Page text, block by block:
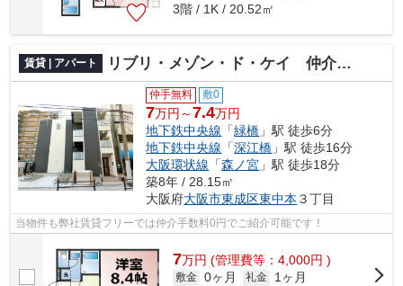
3階 / 1K / 20.52㎡
賃貸 | アパート リブリ・メゾン・ド・ケイ 仲介手数料無料
仲手無料 敷0
7万円～7.4万円
地下鉄中央線 「緑橋 」駅 徒歩6分
地下鉄中央線 「深江橋 」駅 徒歩16分
大阪環状線 「森ノ宮 」駅 徒歩18分
築8年 / 28.15㎡
大阪府大阪市東成区東中本 ３丁目
当物件も弊社賃貸フリーでは仲介手数料0円でご紹介可能です！
7万円 (管理費等：4,000円 )
敷金 0ヶ月 礼金
1ヶ月